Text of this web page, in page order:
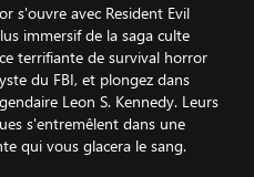
s'ouvre avec Resident Evil
immersif de la saga culte
terrifiante de survival horror
du FBI, et plongez dans
Leon S. Kennedy. Leurs
s'entremêlent dans une
qui vous glacera le sang.